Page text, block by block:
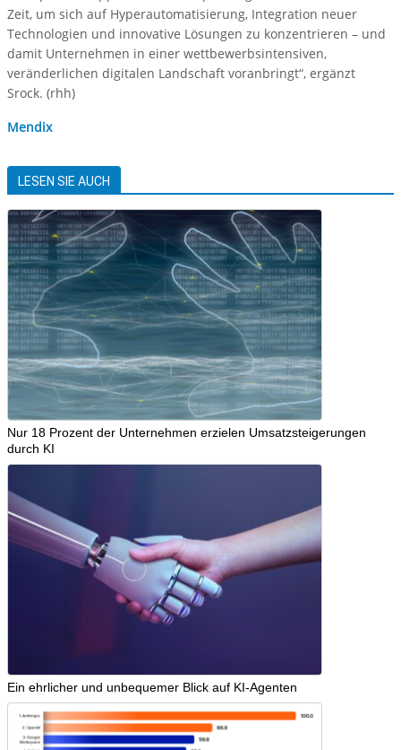
Zeit, um sich auf Hyperautomatisierung, Integration neuer
Technologien und innovative Lösungen zu konzentrieren – und
damit Unternehmen in einer wettbewerbsintensiven,
veränderlichen digitalen Landschaft voranbringt“, ergänzt
Srock. (rhh)
Mendix
LESEN SIE AUCH
Nur 18 Prozent der Unternehmen erzielen Umsatzsteigerungen
durch KI
Ein ehrlicher und unbequemer Blick auf KI-Agenten